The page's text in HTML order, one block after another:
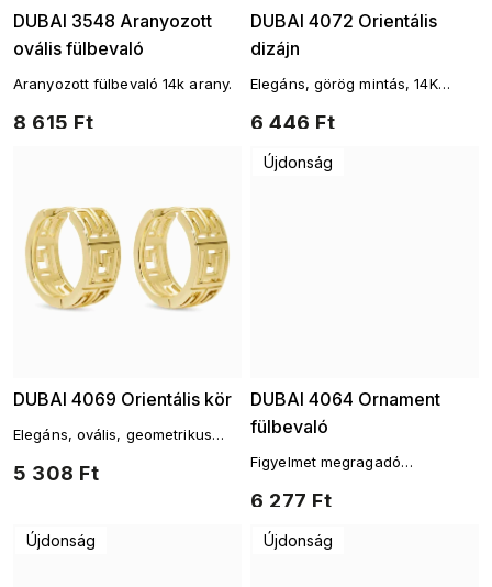
DUBAI 3548 Aranyozott
ovális fülbevaló
8 615 Ft
Aranyozott fülbevaló 14k arany.
DUBAI 4072 Orientális
dizájn
6 446 Ft
Elegáns, görög mintás, 14K
DUBAI 4069 Orientális kör
5 308 Ft
Elegáns, ovális, geometrikus
futtatott fülbevaló
Újdonság
DUBAI 4064 Ornament
fülbevaló
6 277 Ft
Figyelmet megragadó
motívummal és cirkóniákkal
Újdonság Újdonság